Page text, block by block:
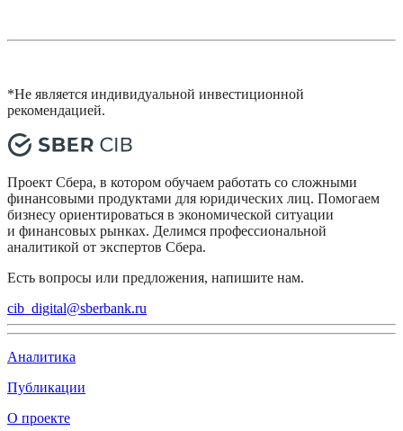
*Не является индивидуальной инвестиционной
рекомендацией.
Проект Сбера, в котором обучаем работать со сложными
финансовыми продуктами для юридических лиц. Помогаем
бизнесу ориентироваться в экономической ситуации
и финансовых рынках. Делимся профессиональной
аналитикой от экспертов Сбера.
Есть вопросы или предложения, напишите нам.
cib_digital@sberbank.ru
Аналитика
Публикации
О проекте